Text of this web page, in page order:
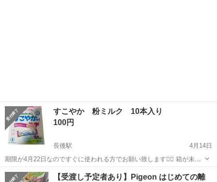
すこやか 粉ミルク 10本入り
100円
長後駅
4月14日
期限が4月22日なのですぐに使われる方でお願い致します🙇‍♀️ 箱が未開
封で1本50mlできるものが10本入りです！
神奈川 藤沢市 長後駅 ベビー用品
【受渡し予定者あり】Pigeon はじめての離